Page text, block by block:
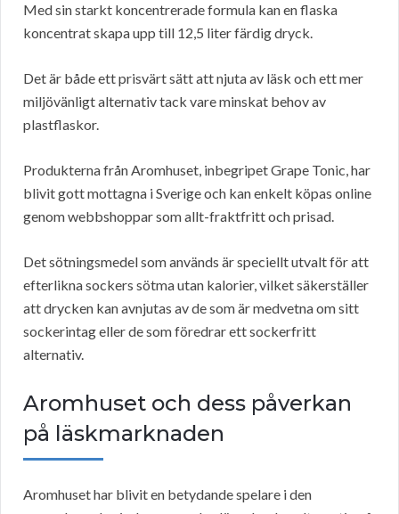
Med sin starkt koncentrerade formula kan en flaska
koncentrat skapa upp till 12,5 liter färdig dryck.
Det är både ett prisvärt sätt att njuta av läsk och ett mer
miljövänligt alternativ tack vare minskat behov av
plastflaskor.
Produkterna från Aromhuset, inbegripet Grape Tonic, har
blivit gott mottagna i Sverige och kan enkelt köpas online
genom webbshoppar som allt-fraktfritt och prisad.
Det sötningsmedel som används är speciellt utvalt för att
efterlikna sockers sötma utan kalorier, vilket säkerställer
att drycken kan avnjutas av de som är medvetna om sitt
sockerintag eller de som föredrar ett sockerfritt
alternativ.
Aromhuset och dess påverkan
på läskmarknaden
Aromhuset har blivit en betydande spelare i den